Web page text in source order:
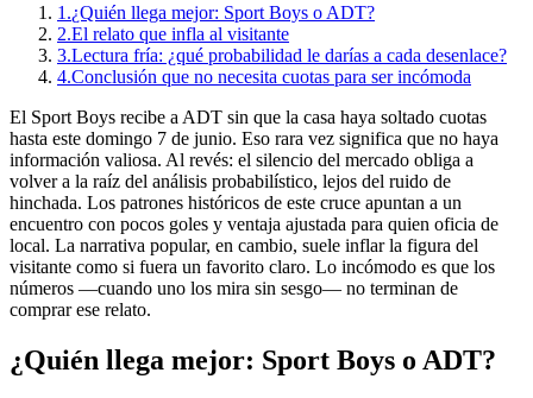
1.¿Quién llega mejor: Sport Boys o ADT?
2.El relato que infla al visitante
3.Lectura fría: ¿qué probabilidad le darías a cada desenlace?
4.Conclusión que no necesita cuotas para ser incómoda
El Sport Boys recibe a ADT sin que la casa haya soltado cuotas
hasta este domingo 7 de junio. Eso rara vez significa que no haya
información valiosa. Al revés: el silencio del mercado obliga a
volver a la raíz del análisis probabilístico, lejos del ruido de
hinchada. Los patrones históricos de este cruce apuntan a un
encuentro con pocos goles y ventaja ajustada para quien oficia de
local. La narrativa popular, en cambio, suele inflar la figura del
visitante como si fuera un favorito claro. Lo incómodo es que los
números —cuando uno los mira sin sesgo— no terminan de
comprar ese relato.
¿Quién llega mejor: Sport Boys o ADT?